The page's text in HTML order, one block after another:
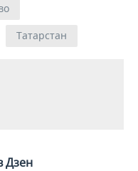
Татарстан
Дзен